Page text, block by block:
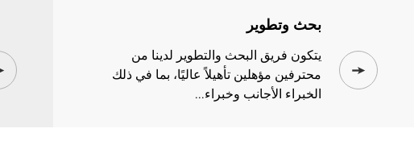
بحث وتطوير
يتكون فريق البحث والتطوير لدينا من
محترفين مؤهلين تأهيلاً عاليًا، بما في ذلك
الخبراء الأجانب وخبراء...